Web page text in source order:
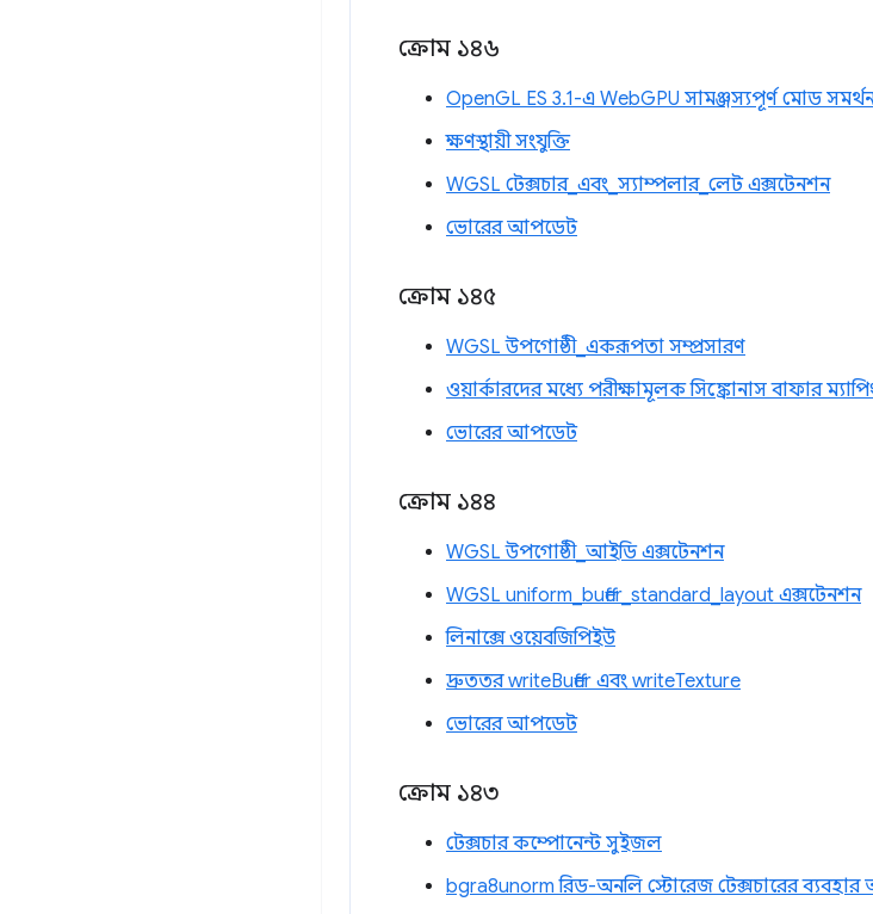
ক্রোম ১৪৬
OpenGL ES 3.1-এ WebGPU সামঞ্জস্যপূর্ণ মোড
ক্ষণস্থায়ী সংযুক্তি
WGSL টেক্সচার_এবং_স্যাম্পলার_লেট এক্সটেনশন
ভোরের আপডেট
ক্রোম ১৪৫
WGSL উপগোষ্ঠী_একরূপতা সম্প্রসারণ
ওয়ার্কারদের মধ্যে পরীক্ষামূলক সিঙ্ক্রোনাস বাফার
ভোরের আপডেট
ক্রোম ১৪৪
WGSL উপগোষ্ঠী_আইডি এক্সটেনশন
WGSL uniform_buffer_standard_layout এক্সটেনশন
লিনাক্সে ওয়েবজিপিইউ
দ্রুততর writeBuffer এবং writeTexture
ভোরের আপডেট
ক্রোম ১৪৩
টেক্সচার কম্পোনেন্ট সুইজল
bgra8unorm রিড-অনলি স্টোরেজ টেক্সচারের